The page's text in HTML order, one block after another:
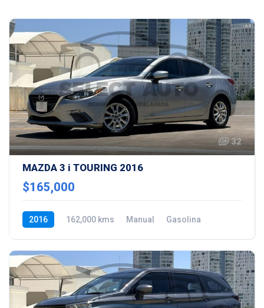
32
MAZDA 3 i TOURING 2016
$165,000
2016 162,000 kms Manual Gasolina